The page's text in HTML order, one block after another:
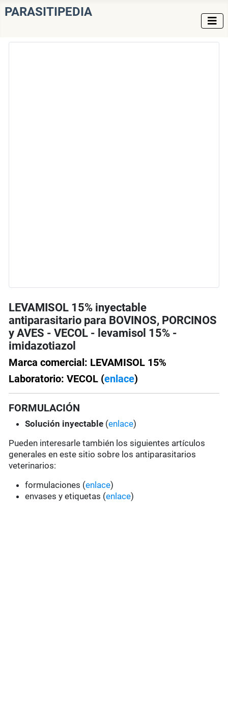
PARASITIPEDIA
LEVAMISOL 15% inyectable
antiparasitario para BOVINOS, PORCINOS
y AVES - VECOL - levamisol 15% -
imidazotiazol
Marca comercial: LEVAMISOL 15%
Laboratorio: VECOL (enlace)
FORMULACIÓN
Solución inyectable (enlace)
Pueden interesarle también los siguientes artículos
generales en este sitio sobre los antiparasitarios
veterinarios:
formulaciones (enlace)
envases y etiquetas (enlace)